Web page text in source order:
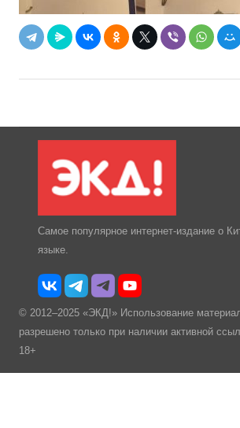
Самое популярное интернет-издание о
языке.
© 2012–2025 «ЭКД!» Использование
разрешено только при наличии активной
18+